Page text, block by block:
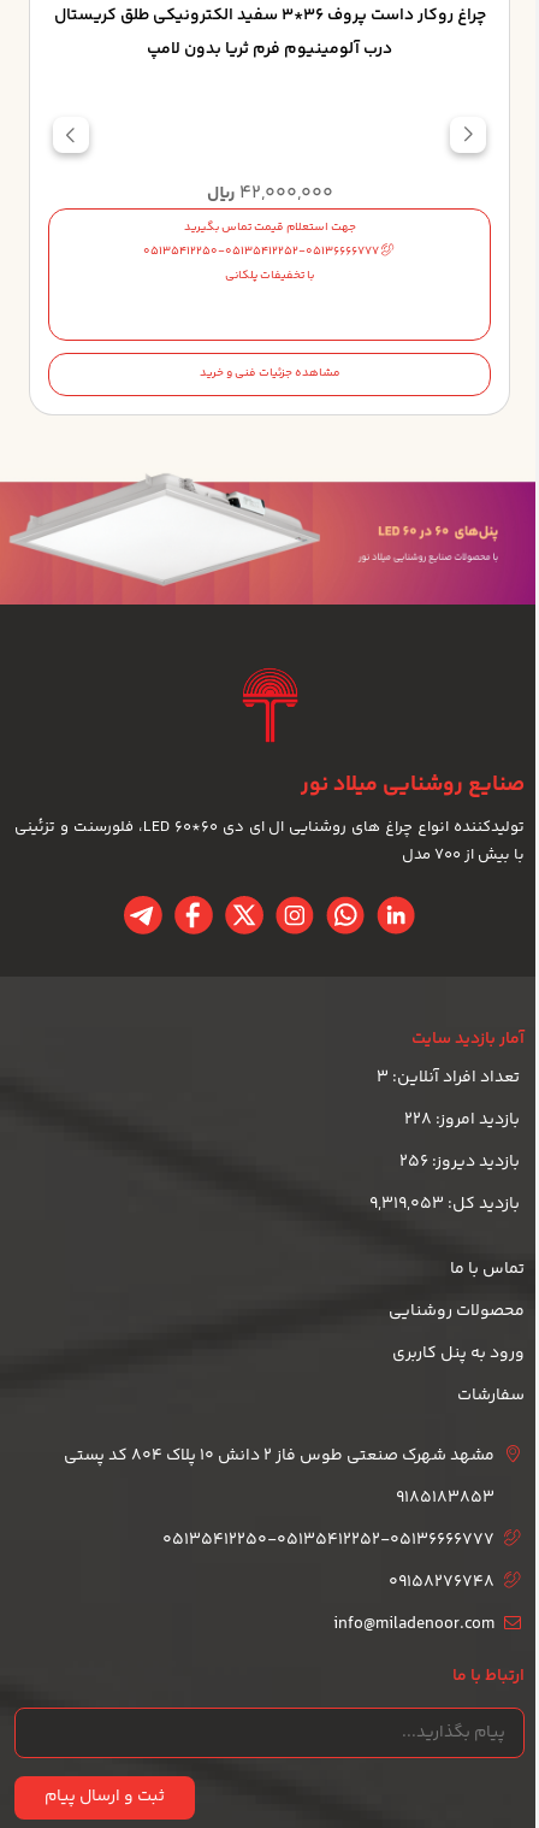
چراغ روکار داست پروف 36*3 سفيد الکترونيکي طلق کريستال
درب آلومينيوم فرم ثريا بدون لامپ
42,000,000 ریال
جهت استعلام قیمت تماس بگیرید
05135412250-05135412252-05136666777
با تخفیفات پلکانی
مشاهده جزئیات فنی و خرید
صنایع روشنایی میلاد نور
تولیدکننده انواع چراغ های روشنایی ال ای دی LED 60*60، فلورسنت و تزئینی
با بیش از 700 مدل
آمار بازدید سایت
تعداد افراد آنلاین: 3
بازدید امروز: 228
بازدید دیروز: 256
بازدید کل: 9,319,053
تماس با ما
محصولات روشنایی
ورود به پنل کاربری
سفارشات
مشهد شهرک صنعتی طوس فاز 2 دانش 10 پلاک 804 کد پستی
9185183853
05135412250-05135412252-05136666777
09158276748
info@miladenoor.com
ارتباط با ما
ثبت و ارسال پیام